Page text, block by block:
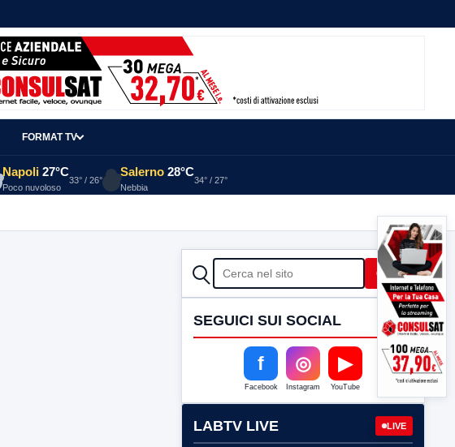
FORMAT TV
Napoli 27°C
Poco nuvoloso
33° / 26°
Salerno 28°C
Nebbia
34° / 27°
CERCA Cerca
SEGUICI SUI SOCIAL
f
Facebook
◎
Instagram
▶
YouTube
LABTV LIVE LIVE